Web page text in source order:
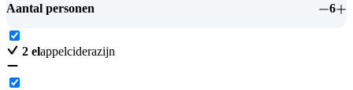
Aantal personen 6
2 elappelciderazijn